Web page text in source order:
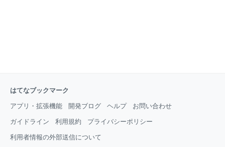
はてなブックマーク
アプリ・拡張機能 開発ブログ ヘルプ お問い合わせ
ガイドライン 利用規約 プライバシーポリシー
利用者情報の外部送信について